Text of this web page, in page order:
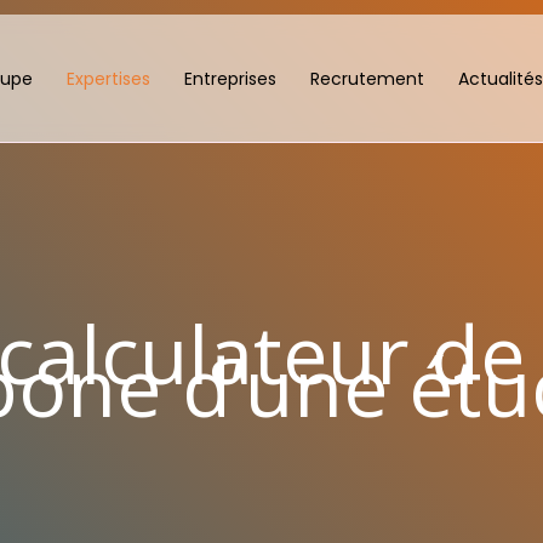
Expertises Entreprises Recrutement Actualités
d’une